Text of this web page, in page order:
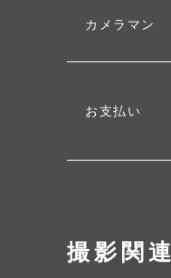
撮影関連
カメラマン
お支払い